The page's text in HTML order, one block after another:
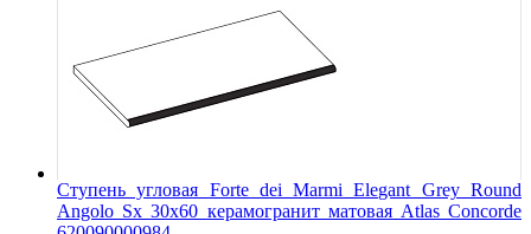
Ступень угловая Forte dei Marmi Elegant Grey Round
Angolo Sx 30x60 керамогранит матовая Atlas Concorde